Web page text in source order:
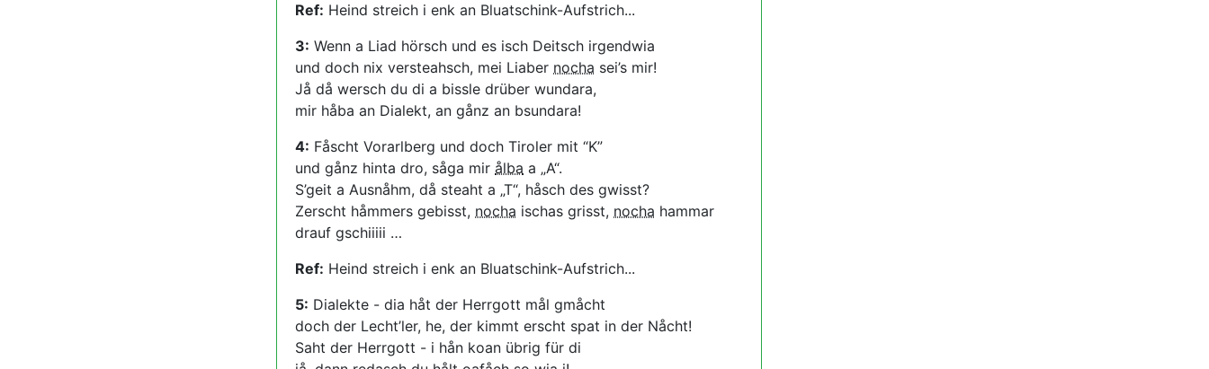
Ref: Heind streich i enk an Bluatschink-Aufstrich...
3: Wenn a Liad hörsch und es isch Deitsch irgendwia
und doch nix versteahsch, mei Liaber nocha sei’s mir!
Jå då wersch du di a bissle drüber wundara,
mir håba an Dialekt, an gånz an bsundara!
4: Fåscht Vorarlberg und doch Tiroler mit “K”
und gånz hinta dro, såga mir ålba a „A“.
S’geit a Ausnåhm, då steaht a „T“, håsch des gwisst?
Zerscht håmmers gebisst, nocha ischas grisst, nocha hammar
drauf gschiiiii …
Ref: Heind streich i enk an Bluatschink-Aufstrich...
5: Dialekte - dia håt der Herrgott mål gmåcht
doch der Lecht’ler, he, der kimmt erscht spat in der Nåcht!
Saht der Herrgott - i hån koan übrig für di